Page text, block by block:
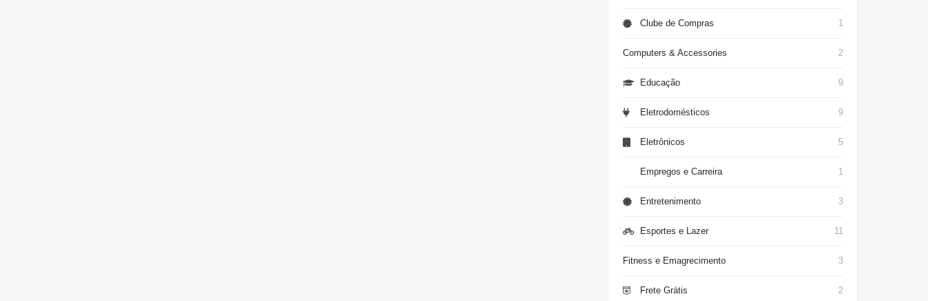
Clube de Compras 1
Computers & Accessories 2
Educação 9
Eletrodomésticos 9
Eletrônicos 5
Empregos e Carreira 1
Entretenimento 3
Esportes e Lazer 11
Fitness e Emagrecimento 3
Frete Grátis 2